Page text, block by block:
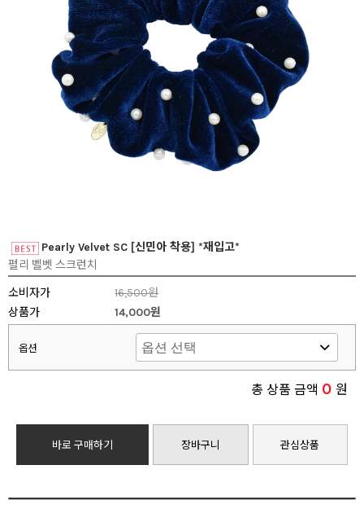
Pearly Velvet SC [신민아 착용] *재입고*
펄리 벨벳 스크런치
소비자가
16,500원
상품가
14,000원
옵션
총 상품 금액 0 원
바로 구매하기 장바구니 관심상품